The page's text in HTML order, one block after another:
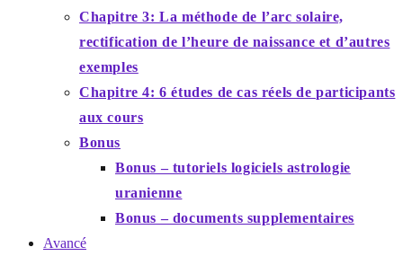
Chapitre 3: La méthode de l’arc solaire,
rectification de l’heure de naissance et d’autres
exemples
Chapitre 4: 6 études de cas réels de participants
aux cours
Bonus
Bonus – tutoriels logiciels astrologie
uranienne
Bonus – documents supplementaires
Avancé